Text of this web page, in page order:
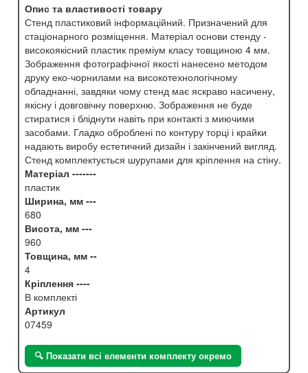
Опис та властивості товару
Стенд пластиковий інформаційний. Призначений для
стаціонарного розміщення. Матеріал основи стенду -
високоякісний пластик преміум класу товщиною 4 мм.
Зображення фотографічної якості нанесено методом
друку еко-чорнилами на високотехнологічному
обладнанні, завдяки чому стенд має яскраво насичену,
якісну і довговічну поверхню. Зображення не буде
стиратися і бліднути навіть при контакті з миючими
засобами. Гладко оброблені по контуру торці і крайки
надають виробу естетичний дизайн і закінчений вигляд.
Стенд комплектується шурупами для кріплення на стіну.
Матеріал -------
пластик
Ширина, мм ---
680
Висота, мм ---
960
Товщина, мм --
4
Кріплення ----
В комплекті
Артикул
07459
🔍 Показати всі елементи комплекту окремо